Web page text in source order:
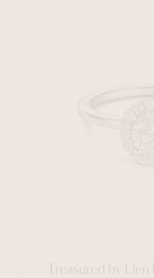
Treasured by